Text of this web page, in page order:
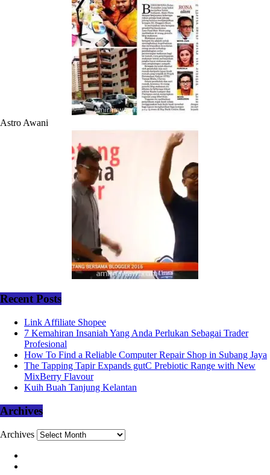
Astro Awani
Recent Posts
Link Affiliate Shopee
7 Kemahiran Insaniah Yang Anda Perlukan Sebagai Trader
Profesional
How To Find a Reliable Computer Repair Shop in Subang Jaya
The Tapping Tapir Expands gutC Prebiotic Range with New
MixBerry Flavour
Kuih Buah Tanjung Kelantan
Archives
Archives